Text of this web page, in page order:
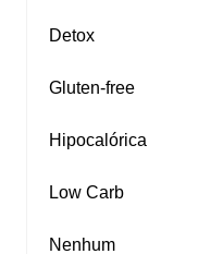
Detox
Gluten‑free
Hipocalórica
Low Carb
Nenhum